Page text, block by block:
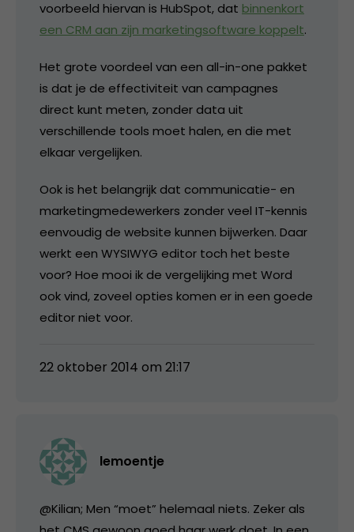
voorbeeld hiervan is HubSpot, dat binnenkort
een CRM aan zijn marketingsoftware koppelt.
Het grote voordeel van een all-in-one pakket
is dat je de effectiviteit van campagnes
direct kunt meten, zonder data uit
verschillende tools moet halen, en die met
elkaar vergelijken.
Ook is het belangrijk dat communicatie- en
marketingmedewerkers zonder veel IT-kennis
eenvoudig de website kunnen bijwerken. Daar
werkt een WYSIWYG editor toch het beste
voor? Hoe mooi ik de vergelijking met Word
ook vind, zoveel opties komen er in een goede
editor niet voor.
22 oktober 2014 om 21:17
lemoentje
@Kilian; Men “moet” helemaal niets. Zeker als